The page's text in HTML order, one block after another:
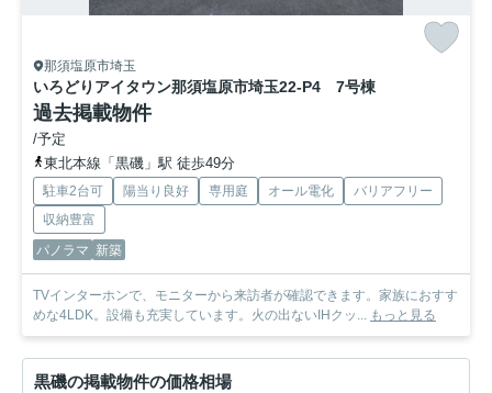
那須塩原市埼玉
いろどりアイタウン那須塩原市埼玉22-P4 7号棟
過去掲載物件
/予定
東北本線「黒磯」駅 徒歩49分
駐車2台可 陽当り良好 専用庭 オール電化
バリアフリー
収納豊富
パノラマ 新築
TVインターホンで、モニターから来訪者が確認できます。家族におすす
めな4LDK。設備も充実しています。火の出ないIHクッ... もっと見る
黒磯の掲載物件の価格相場